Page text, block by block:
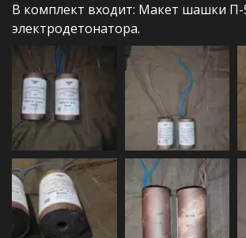
В комплект входит: Макет шашки П-
электродетонатора.